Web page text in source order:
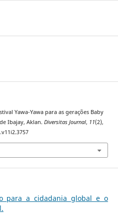
Yawa-Yawa para as gerações Baby
Ibajay, Aklan. Diversitas Journal, 11(2),
para a cidadania global e o